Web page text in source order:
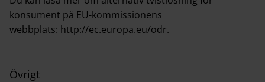
konsument på EU-kommissionens
webbplats: http://ec.europa.eu/odr.
Övrigt